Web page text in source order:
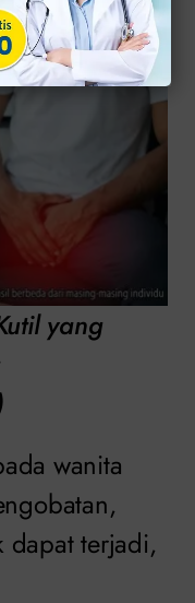
yang
wanita
dapat terjadi,